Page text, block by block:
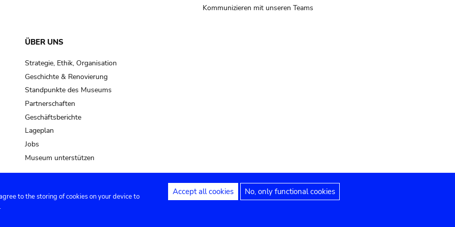
Kommunizieren mit unseren Teams
ÜBER UNS
Strategie, Ethik, Organisation
Geschichte & Renovierung
Standpunkte des Museums
Partnerschaften
Geschäftsberichte
Lageplan
Jobs
Museum unterstützen
Privacy settings Rechtliche Hinweise Erklärung zur Barrierefreiheit
to the storing of cookies on your device to
Accept all cookies No, only functional cookies